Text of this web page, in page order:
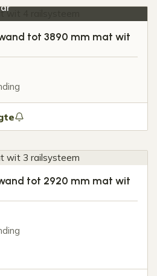
tot 3890 mm mat wit
tot 2920 mm mat wit